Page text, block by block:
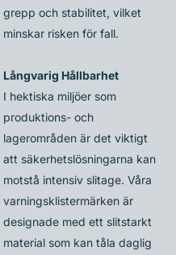
grepp och stabilitet, vilket
minskar risken för fall.
Långvarig Hållbarhet
I hektiska miljöer som
produktions- och
lagerområden är det viktigt
att säkerhetslösningarna kan
motstå intensiv slitage. Våra
varningsklistermärken är
designade med ett slitstarkt
material som kan tåla daglig